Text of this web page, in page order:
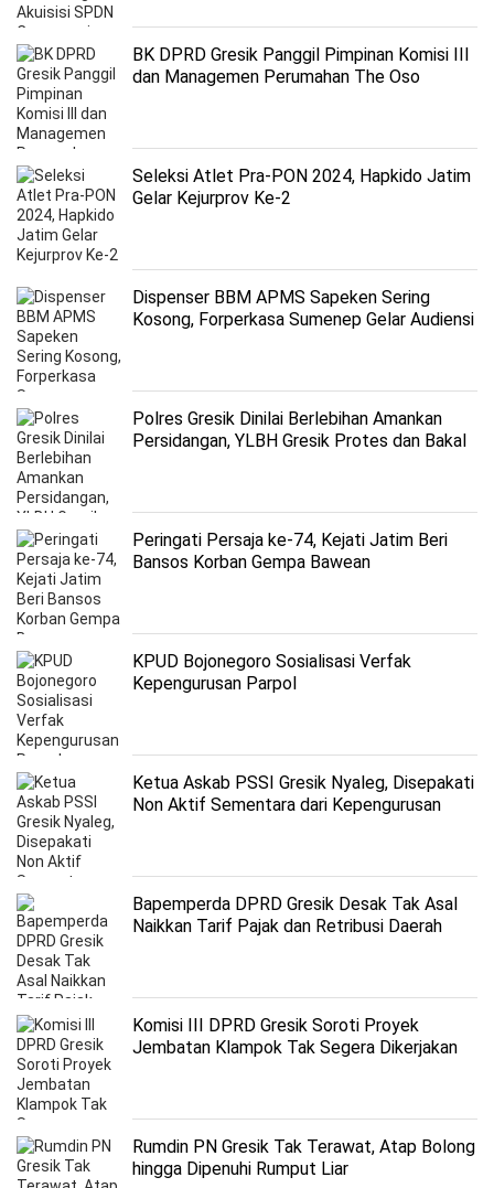
BK DPRD Gresik Panggil Pimpinan Komisi III
dan Managemen Perumahan The Oso
Seleksi Atlet Pra-PON 2024, Hapkido Jatim
Gelar Kejurprov Ke-2
Dispenser BBM APMS Sapeken Sering
Kosong, Forperkasa Sumenep Gelar Audiensi
Polres Gresik Dinilai Berlebihan Amankan
Persidangan, YLBH Gresik Protes dan Bakal
Peringati Persaja ke-74, Kejati Jatim Beri
Bansos Korban Gempa Bawean
KPUD Bojonegoro Sosialisasi Verfak
Kepengurusan Parpol
Ketua Askab PSSI Gresik Nyaleg, Disepakati
Non Aktif Sementara dari Kepengurusan
Bapemperda DPRD Gresik Desak Tak Asal
Naikkan Tarif Pajak dan Retribusi Daerah
Komisi III DPRD Gresik Soroti Proyek
Jembatan Klampok Tak Segera Dikerjakan
Rumdin PN Gresik Tak Terawat, Atap Bolong
hingga Dipenuhi Rumput Liar